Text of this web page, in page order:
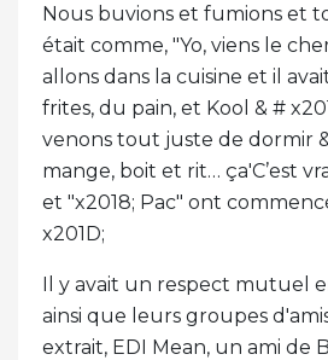
Nous buvions et fumions et
était comme, "Yo, viens le
allons dans la cuisine et il
frites, du pain, et Kool & #
venons tout juste de dormir &
mange, boit et rit… ça'C’est
et "x2018; Pac" ont
x201D;
Il y avait un respect mutuel
ainsi que leurs groupes
extrait, EDI Mean, un ami de